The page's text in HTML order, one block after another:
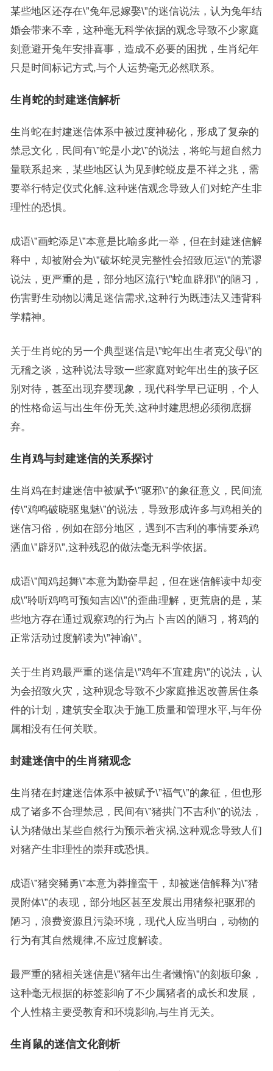
某些地区还存在\”兔年忌嫁娶\”的迷信说法，认为兔年结
婚会带来不幸，这种毫无科学依据的观念导致不少家庭
刻意避开兔年安排喜事，造成不必要的困扰，生肖纪年
只是时间标记方式,与个人运势毫无必然联系。
生肖蛇的封建迷信解析
生肖蛇在封建迷信体系中被过度神秘化，形成了复杂的
禁忌文化，民间有\”蛇是小龙\”的说法，将蛇与超自然力
量联系起来，某些地区认为见到蛇蜕皮是不祥之兆，需
要举行特定仪式化解,这种迷信观念导致人们对蛇产生非
理性的恐惧。
成语\”画蛇添足\”本意是比喻多此一举，但在封建迷信解
释中，却被附会为\”破坏蛇灵完整性会招致厄运\”的荒谬
说法，更严重的是，部分地区流行\”蛇血辟邪\”的陋习，
伤害野生动物以满足迷信需求,这种行为既违法又违背科
学精神。
关于生肖蛇的另一个典型迷信是\”蛇年出生者克父母\”的
无稽之谈，这种说法导致一些家庭对蛇年出生的孩子区
别对待，甚至出现弃婴现象，现代科学早已证明，个人
的性格命运与出生年份无关,这种封建思想必须彻底摒
弃。
生肖鸡与封建迷信的关系探讨
生肖鸡在封建迷信中被赋予\”驱邪\”的象征意义，民间流
传\”鸡鸣破晓驱鬼魅\”的说法，导致形成许多与鸡相关的
迷信习俗，例如在部分地区，遇到不吉利的事情要杀鸡
洒血\”辟邪\”,这种残忍的做法毫无科学依据。
成语\”闻鸡起舞\”本意为勤奋早起，但在迷信解读中却变
成\”聆听鸡鸣可预知吉凶\”的歪曲理解，更荒唐的是，某
些地方存在通过观察鸡的行为占卜吉凶的陋习，将鸡的
正常活动过度解读为\”神谕\”。
关于生肖鸡最严重的迷信是\”鸡年不宜建房\”的说法，认
为会招致火灾，这种观念导致不少家庭推迟改善居住条
件的计划，建筑安全取决于施工质量和管理水平,与年份
属相没有任何关联。
封建迷信中的生肖猪观念
生肖猪在封建迷信体系中被赋予\”福气\”的象征，但也形
成了诸多不合理禁忌，民间有\”猪拱门不吉利\”的说法，
认为猪做出某些自然行为预示着灾祸,这种观念导致人们
对猪产生非理性的崇拜或恐惧。
成语\”猪突豨勇\”本意为莽撞蛮干，却被迷信解释为\”猪
灵附体\”的表现，部分地区甚至发展出用猪祭祀驱邪的
陋习，浪费资源且污染环境，现代人应当明白，动物的
行为有其自然规律,不应过度解读。
最严重的猪相关迷信是\”猪年出生者懒惰\”的刻板印象，
这种毫无根据的标签影响了不少属猪者的成长和发展，
个人性格主要受教育和环境影响,与生肖无关。
生肖鼠的迷信文化剖析